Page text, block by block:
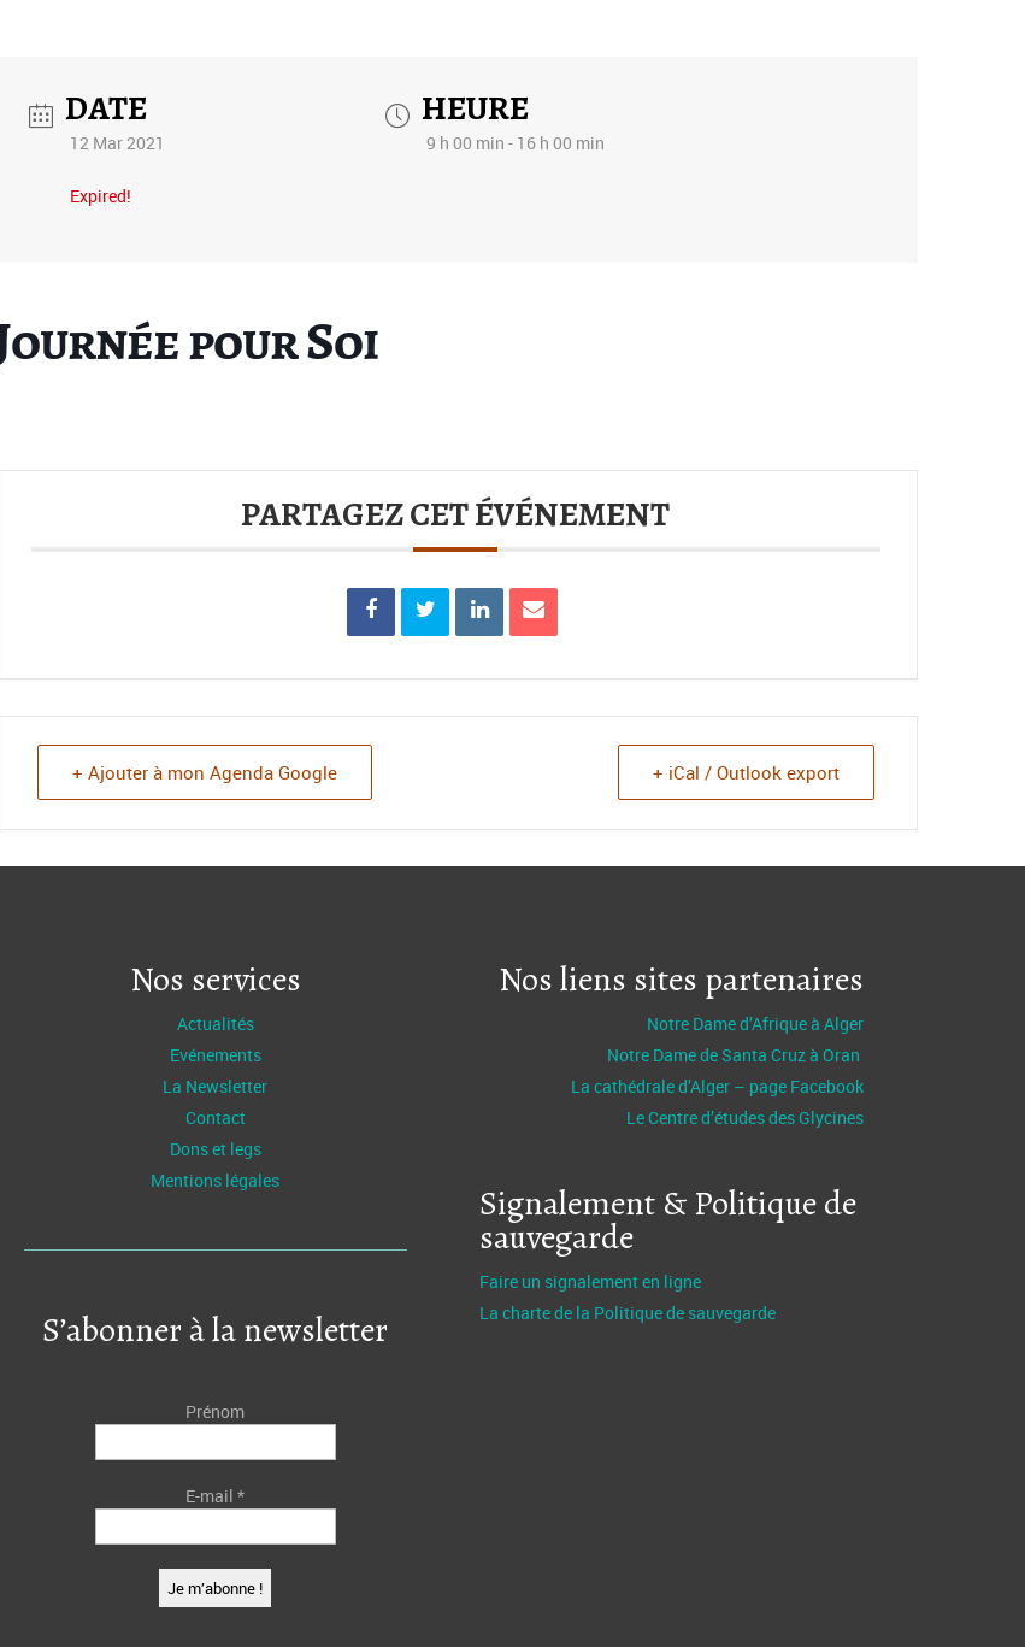
DATE
12 Mar 2021
Expired!
HEURE
9 h 00 min - 16 h 00 min
pour Soi
PARTAGEZ CET ÉVÉNEMENT
+ Ajouter à mon Agenda Google + iCal / Outlook export
Nos services
Actualités
Evénements
La Newsletter
Contact
Dons et legs
Mentions légales
S’abonner à la newsletter
Prénom
E-mail*
Nos liens sites partenaires
Notre Dame d’Afrique à Alger
Notre Dame de Santa Cruz à Oran
La cathédrale d’Alger – page Facebook
Le Centre d’études des Glycines
Signalement & Politique de
sauvegarde
Faire un signalement en ligne
La charte de la Politique de sauvegarde